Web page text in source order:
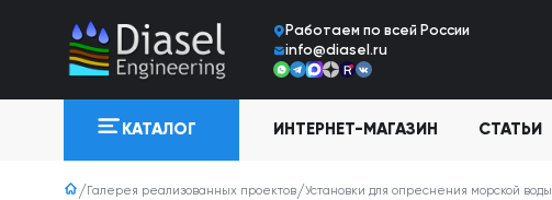
Работаем по всей Росcии
info@diasel.ru
КАТАЛОГ ИНТЕРНЕТ-МАГАЗИН СТАТЬИ
Галерея реализованных проектов Установки для опреснения морской воды